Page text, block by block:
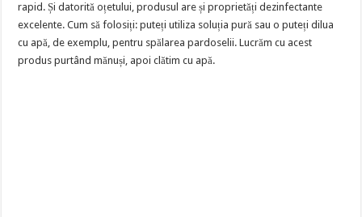
rapid. Și datorită oțetului, produsul are și proprietăți dezinfectante
excelente. Cum să folosiți: puteți utiliza soluția pură sau o puteți dilua
cu apă, de exemplu, pentru spălarea pardoselii. Lucrăm cu acest
produs purtând mănuși, apoi clătim cu apă.